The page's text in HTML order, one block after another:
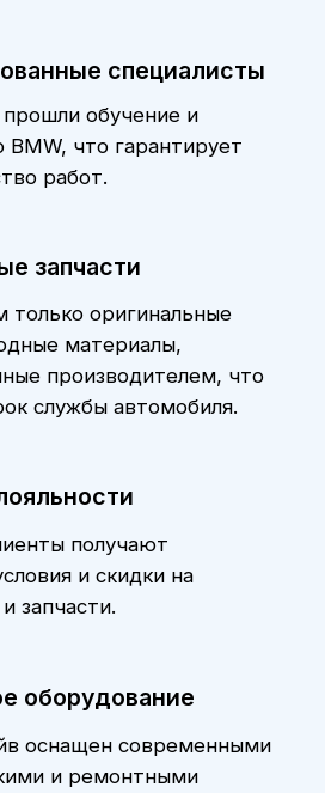
зависит от
и
работ.
именно для
менеджерам.
и